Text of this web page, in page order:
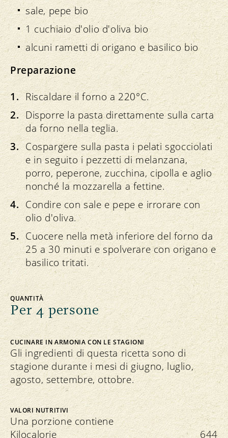
sale, pepe bio
1 cuchiaio d'olio d'oliva bio
alcuni rametti di origano e basilico bio
Preparazione
Riscaldare il forno a 220°C.
Disporre la pasta direttamente sulla carta
da forno nella teglia.
Cospargere sulla pasta i pelati sgocciolati
e in seguito i pezzetti di melanzana,
porro, peperone, zucchina, cipolla e aglio
nonché la mozzarella a fettine.
Condire con sale e pepe e irrorare con
olio d'oliva.
Cuocere nella metà inferiore del forno da
25 a 30 minuti e spolverare con origano e
basilico tritati.
QUANTITÀ
Per 4 persone
CUCINARE IN ARMONIA CON LE STAGIONI
Gli ingredienti di questa ricetta sono di
stagione durante i mesi di giugno, luglio,
agosto, settembre, ottobre.
VALORI NUTRITIVI
Una porzione contiene
Kilocalorie
644